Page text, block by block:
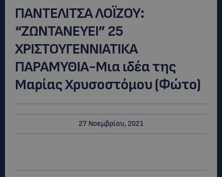
ΠΑΝΤΕΛΙΤΣΑ ΛΟΪΖΟΥ:
“ΖΩΝΤΑΝΕΥΕΙ” 25
ΧΡΙΣΤΟΥΓΕΝΝΙΑΤΙΚΑ
ΠΑΡΑΜΥΘΙΑ-Μια ιδέα της
Μαρίας Χρυσοστόμου (Φώτο)
27 Νοεμβρίου, 2021